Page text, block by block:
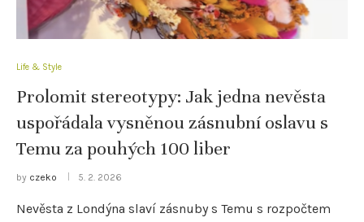
Life & Style
Prolomit stereotypy: Jak jedna nevěsta
uspořádala vysněnou zásnubní oslavu s
Temu za pouhých 100 liber
by czeko 5. 2. 2026
Nevěsta z Londýna slaví zásnuby s Temu s rozpočtem